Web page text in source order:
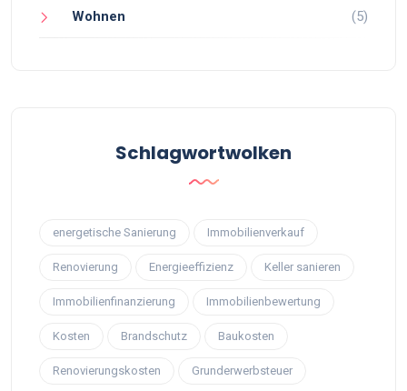
Wohnen (5)
Schlagwortwolken
energetische Sanierung Immobilienverkauf
Renovierung Energieeffizienz Keller sanieren
Immobilienfinanzierung Immobilienbewertung
Kosten Brandschutz Baukosten
Renovierungskosten Grunderwerbsteuer